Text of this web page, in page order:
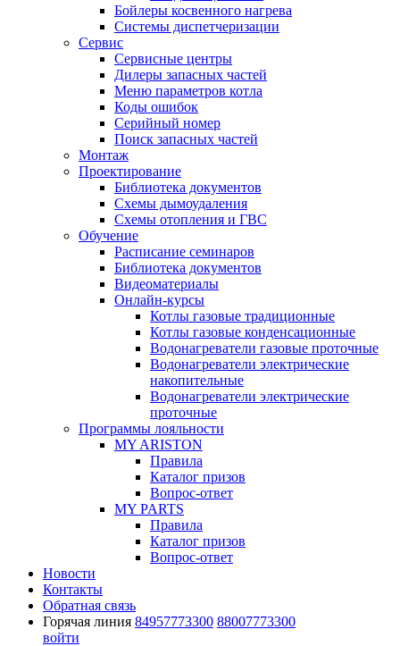
Бойлеры косвенного нагрева
Системы диспетчеризации
Сервис
Сервисные центры
Дилеры запасных частей
Меню параметров котла
Коды ошибок
Серийный номер
Поиск запасных частей
Монтаж
Проектирование
Библиотека документов
Схемы дымоудаления
Схемы отопления и ГВС
Обучение
Расписание семинаров
Библиотека документов
Видеоматериалы
Онлайн-курсы
Котлы газовые традиционные
Котлы газовые конденсационные
Водонагреватели газовые проточные
Водонагреватели электрические
накопительные
Водонагреватели электрические
проточные
Программы лояльности
MY ARISTON
Правила
Каталог призов
Вопрос-ответ
MY PARTS
Правила
Каталог призов
Вопрос-ответ
Новости
Контакты
Обратная связь
Горячая линия 84957773300 88007773300
войти